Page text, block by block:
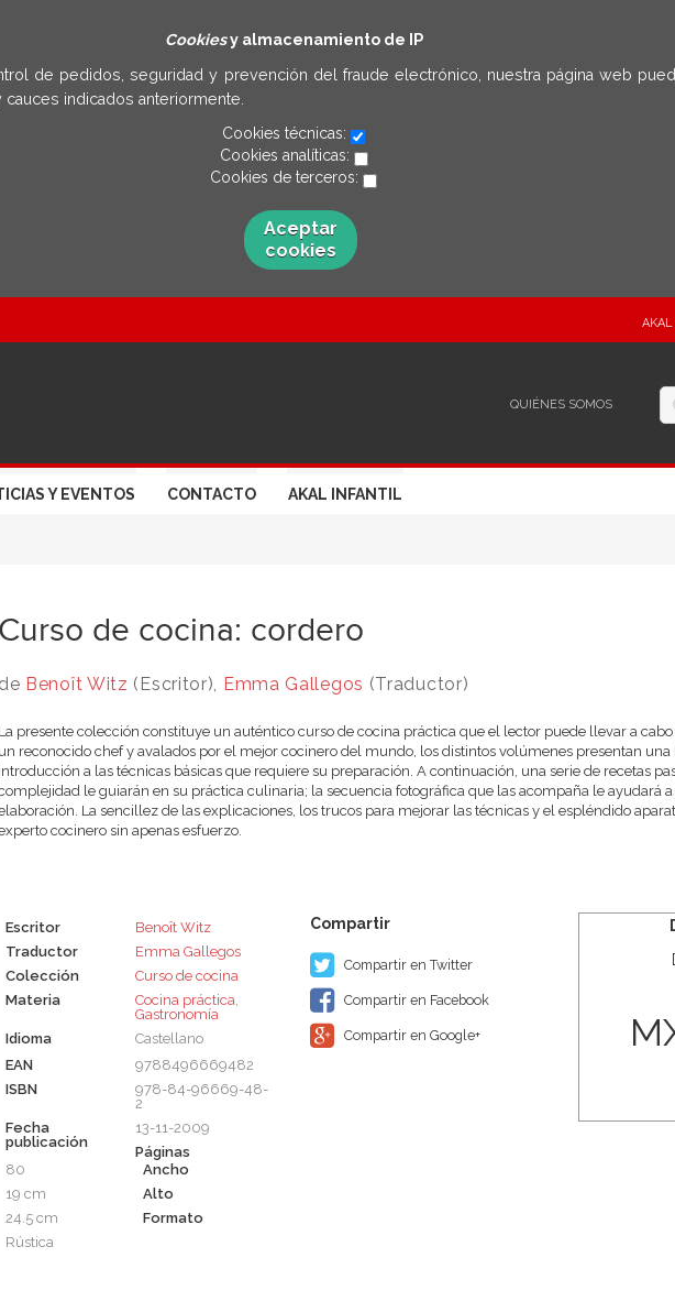
Cookiesy almacenamiento de IP
de pedidos, seguridad y prevención del fraude electrónico, nuestra página web
indicados anteriormente.
Cookies técnicas:
Cookies analíticas:
Cookies de terceros:
Aceptar
cookies
QUIÉNES SOMOS
Y EVENTOS CONTACTO AKAL INFANTIL
Curso de cocina: cordero
de Benoît Witz (Escritor), Emma Gallegos (Traductor)
La presente colección constituye un auténtico curso de cocina práctica que el lector puede llevar a
un reconocido chef y avalados por el mejor cocinero del mundo, los distintos volúmenes presentan
introducción a las técnicas básicas que requiere su preparación. A continuación, una serie de recetas
le guiarán en su práctica culinaria; la secuencia fotográfica que las acompaña le ayudará
La sencillez de las explicaciones, los trucos para mejorar las técnicas y el espléndido
cocinero sin apenas esfuerzo.
Escritor
Benoît Witz
Traductor
Emma Gallegos
Colección
Curso de cocina
Materia
Cocina práctica,
Gastronomía
Idioma
Castellano
EAN
9788496669482
ISBN
978-84-96669-48-
2
Fecha
publicación
13-11-2009
Páginas
80
Ancho
19 cm
Alto
24.5 cm
Formato
Rústica
Compartir en Twitter
Compartir en Facebook
Compartir en Google+